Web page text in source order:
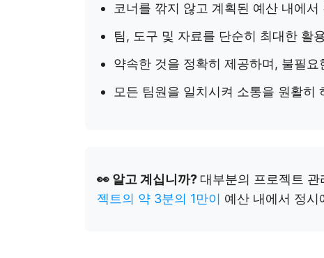
코너를 깎지 않고 계획된 예산 내에서
팀, 도구 및 자료를 단순히 최대한 활
약속한 것을 정확히 제공하며, 불필요
모든 팀원을 일치시켜 소통을 원활히
👀 알고 계십니까? 대부분의 프로젝트
젝트의 약 3분의 1만이 예산 내에서 정시